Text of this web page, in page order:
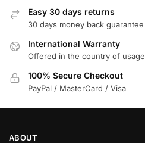
Easy 30 days returns
30 days money back guarantee
International Warranty
Offered in the country of usage
100% Secure Checkout
PayPal / MasterCard / Visa
ABOUT